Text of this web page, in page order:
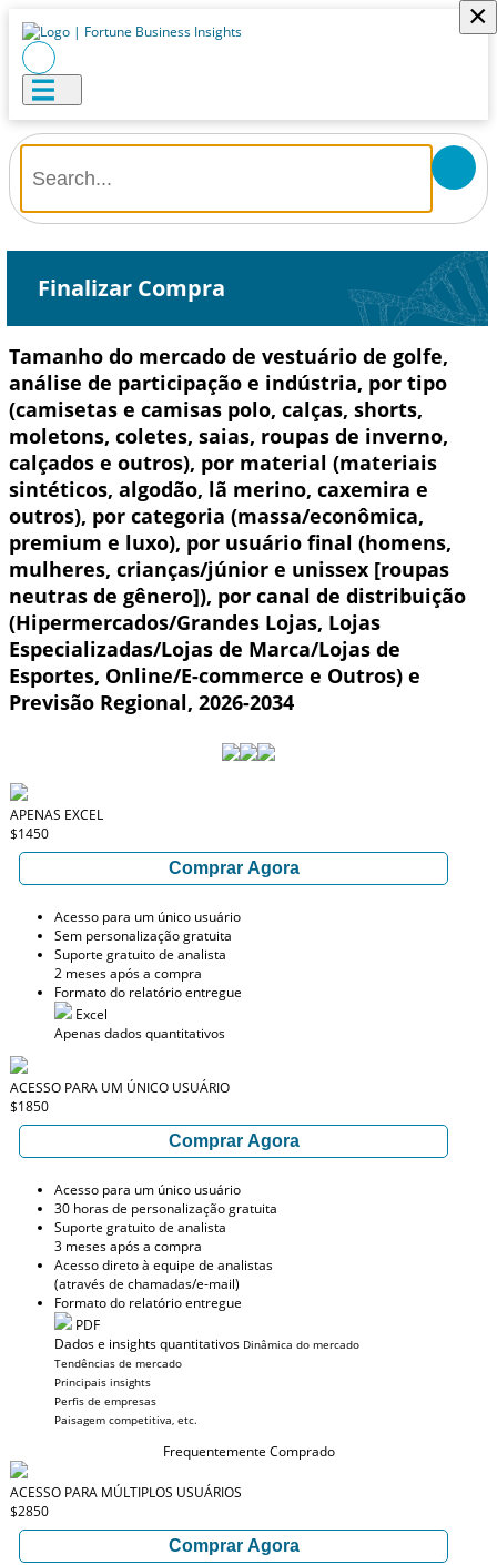
×
Finalizar Compra
Tamanho do mercado de vestuário de golfe,
análise de participação e indústria, por tipo
(camisetas e camisas polo, calças, shorts,
moletons, coletes, saias, roupas de inverno,
calçados e outros), por material (materiais
sintéticos, algodão, lã merino, caxemira e
outros), por categoria (massa/econômica,
premium e luxo), por usuário final (homens,
mulheres, crianças/júnior e unissex [roupas
neutras de gênero]), por canal de distribuição
(Hipermercados/Grandes Lojas, Lojas
Especializadas/Lojas de Marca/Lojas de
Esportes, Online/E-commerce e Outros) e
Previsão Regional, 2026-2034
APENAS EXCEL
$1450
Comprar Agora
Acesso para um único usuário
Sem personalização gratuita
Suporte gratuito de analista
2 meses após a compra
Formato do relatório entregue
Excel
Apenas dados quantitativos
ACESSO PARA UM ÚNICO USUÁRIO
$1850
Comprar Agora
Acesso para um único usuário
30 horas de personalização gratuita
Suporte gratuito de analista
3 meses após a compra
Acesso direto à equipe de analistas
(através de chamadas/e-mail)
Formato do relatório entregue
PDF
Dados e insights quantitativos Dinâmica do mercado
Tendências de mercado
Principais insights
Perfis de empresas
Paisagem competitiva, etc.
Frequentemente Comprado
ACESSO PARA MÚLTIPLOS USUÁRIOS
$2850
Comprar Agora